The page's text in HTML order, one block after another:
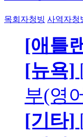
목회자청빙 사역자청
[애틀
[뉴욕]
부(영
[기타]